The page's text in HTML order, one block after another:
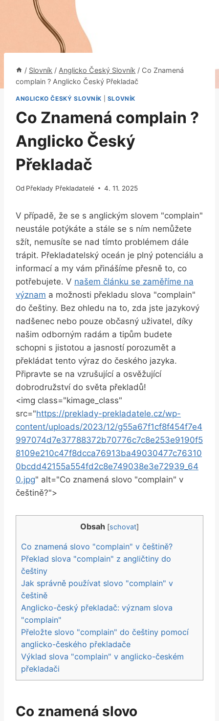
/ Slovník / Anglicko Český Slovník / Co Znamená
complain ? Anglicko Český Překladač
ANGLICKO ČESKÝ SLOVNÍK SLOVNÍK
Co Znamená complain ?
Anglicko Český
Překladač
Od Překlady Překladatelé 4. 11. 2025
V případě, že se s anglickým slovem "complain"
neustále potýkáte a stále se s ním nemůžete
sžít, nemusíte se nad tímto problémem dále
trápit. Překladatelský oceán je plný potenciálu a
informací a my vám přinášíme přesně to, co
potřebujete. V našem článku se zaměříme na
význam a možnosti překladu slova "complain"
do češtiny. Bez ohledu na to, zda jste jazykový
nadšenec nebo pouze občasný uživatel, díky
našim odborným radám a tipům budete
schopni s jistotou a jasností porozumět a
překládat tento výraz do českého jazyka.
Připravte se na vzrušující a osvěžující
dobrodružství do světa překladů!
<img class="kimage_class"
src="https://preklady-prekladatele.cz/wp-
content/uploads/2023/12/g55a67f1cf8f454f7e4
997074d7e37788372b70776c7c8e253e9190f5
8109e210c47f8dcca76913ba49030477c76310
0bcdd42155a554fd2c8e749038e3e72939_64
0.jpg" alt="Co znamená slovo "complain" v
češtině?">
Obsah [schovat]
Co znamená slovo "complain" v češtině?
Překlad slova "complain" z angličtiny do
češtiny
Jak správně používat slovo "complain" v
češtině
Anglicko-český překladač: význam slova
"complain"
Přeložte slovo "complain" do češtiny pomocí
anglicko-českého překladače
Výklad slova "complain" v anglicko-českém
překladači
Co znamená slovo